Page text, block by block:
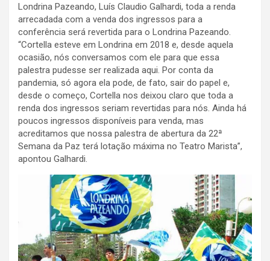
Londrina Pazeando, Luís Claudio Galhardi, toda a renda
arrecadada com a venda dos ingressos para a
conferência será revertida para o Londrina Pazeando.
“Cortella esteve em Londrina em 2018 e, desde aquela
ocasião, nós conversamos com ele para que essa
palestra pudesse ser realizada aqui. Por conta da
pandemia, só agora ela pode, de fato, sair do papel e,
desde o começo, Cortella nos deixou claro que toda a
renda dos ingressos seriam revertidas para nós. Ainda há
poucos ingressos disponíveis para venda, mas
acreditamos que nossa palestra de abertura da 22ª
Semana da Paz terá lotação máxima no Teatro Marista”,
apontou Galhardi.